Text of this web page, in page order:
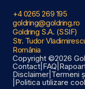
+4 0265 269 195
goldring@goldring.ro
Goldring S.A. (SSIF)
Str. Tudor
România
Copyright ©2026
Contact FAQ
Disclaimer Termeni
Politica utilizare